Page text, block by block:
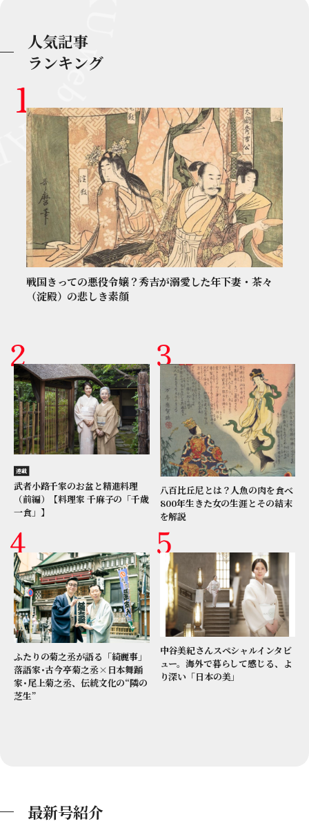
人気記事
ランキング
戦国きっての悪役令嬢？秀吉が溺愛した年下妻・茶々
（淀殿）の悲しき素顔
連載
武者小路千家のお盆と精進料理
（前編）【料理家 千麻子の「千歳
一食」】
八百比丘尼とは？人魚の肉を食べ
800年生きた女の生涯とその結末
を解説
ふたりの菊之丞が語る「綺麗事」
落語家･古今亭菊之丞×日本舞踊
家･尾上菊之丞、伝統文化の“隣の
芝生”
中谷美紀さんスペシャルインタビ
ュー。海外で暮らして感じる、よ
り深い「日本の美」
最新号紹介